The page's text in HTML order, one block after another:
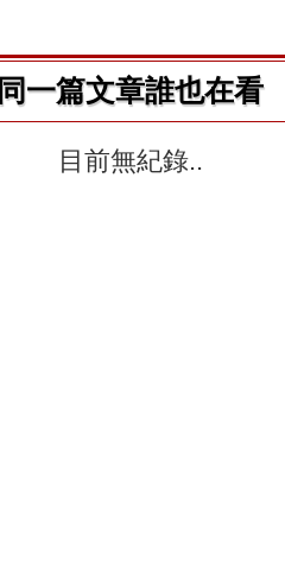
同一篇文章誰也在看
目前無紀錄..